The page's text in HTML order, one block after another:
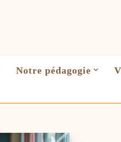
Notre pédagogie